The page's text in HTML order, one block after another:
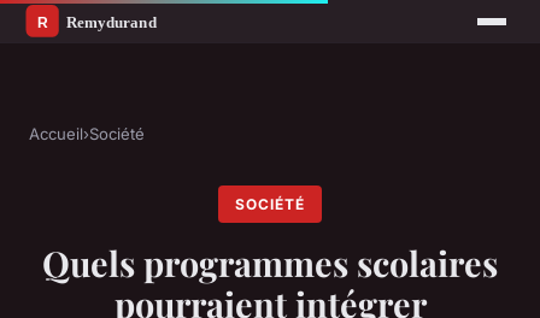
Accueil›Société
SOCIÉTÉ
Quels programmes scolaires
pourraient intégrer